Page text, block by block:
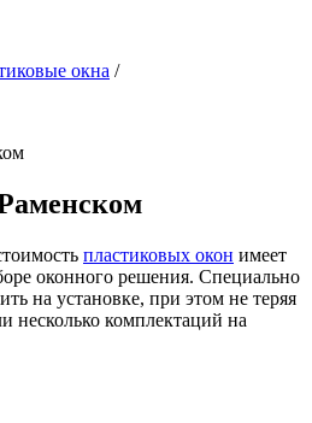
окна /
пластиковых окон имеет
оконного решения. Специально
на установке, при этом не теряя
несколько комплектаций на